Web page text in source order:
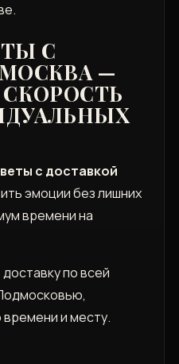
С
—
с доставкой
эмоции без лишних
времени на
по всей
и месту.